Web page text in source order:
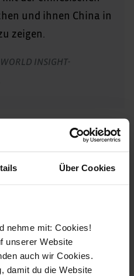
Über Cookies
nehme mit: Cookies!
unserer Website
auch wir Cookies.
damit du die Website
und ihnen China in
zeigen.
INSIGHT-
Hinweise